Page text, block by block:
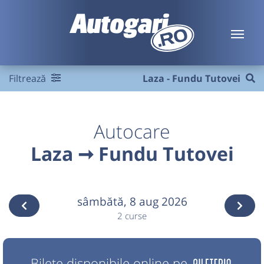
Filtrează Laza - Fundu Tutovei
Autocare
Laza ➞ Fundu Tutovei
sâmbătă, 8 aug 2026
2 curse